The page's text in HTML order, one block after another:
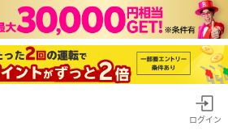
ログイン